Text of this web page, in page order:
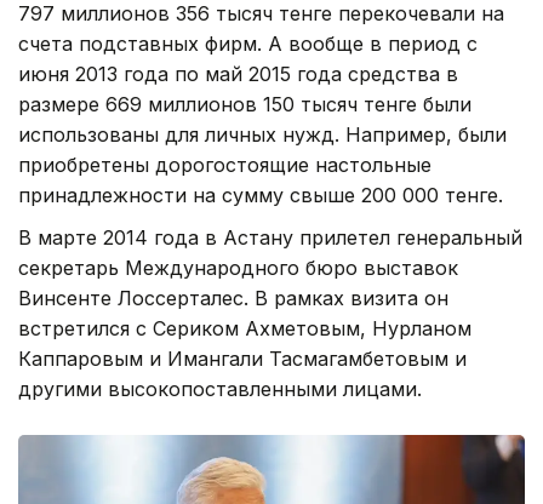
797 миллионов 356 тысяч тенге перекочевали на
счета подставных фирм. А вообще в период с
июня 2013 года по май 2015 года средства в
размере 669 миллионов 150 тысяч тенге были
использованы для личных нужд. Например, были
приобретены дорогостоящие настольные
принадлежности на сумму свыше 200 000 тенге.
В марте 2014 года в Астану прилетел генеральный
секретарь Международного бюро выставок
Винсенте Лоссерталес. В рамках визита он
встретился с Сериком Ахметовым, Нурланом
Каппаровым и Имангали Тасмагамбетовым и
другими высокопоставленными лицами.